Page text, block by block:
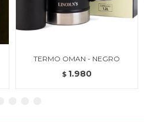
TERMO OMAN - NEGRO
$ 1.980